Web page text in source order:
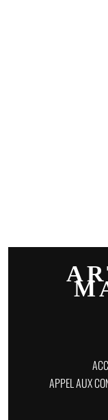
APPEL AUX